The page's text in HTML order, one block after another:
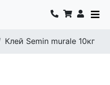
Клей Semin murale 10кг